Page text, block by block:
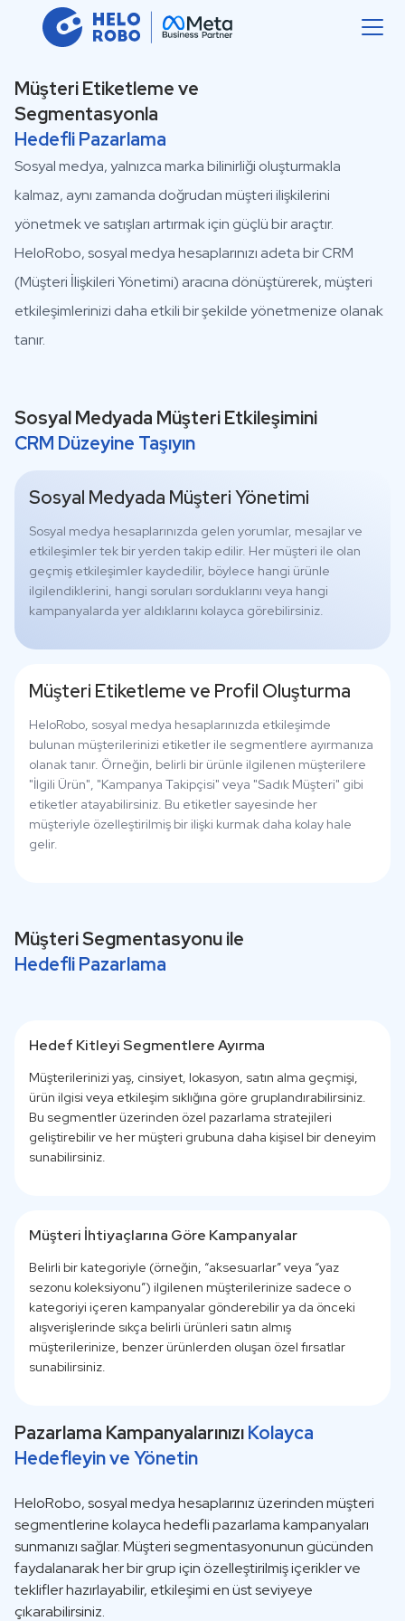
Müşteri Etiketleme ve
Segmentasyonla
Hedefli Pazarlama
Sosyal medya, yalnızca marka bilinirliği oluşturmakla
kalmaz, aynı zamanda doğrudan müşteri ilişkilerini
yönetmek ve satışları artırmak için güçlü bir araçtır.
HeloRobo, sosyal medya hesaplarınızı adeta bir CRM
(Müşteri İlişkileri Yönetimi) aracına dönüştürerek, müşteri
etkileşimlerinizi daha etkili bir şekilde yönetmenize olanak
tanır.
Sosyal Medyada Müşteri Etkileşimini
CRM Düzeyine Taşıyın
Sosyal Medyada Müşteri Yönetimi
Sosyal medya hesaplarınızda gelen yorumlar, mesajlar ve
etkileşimler tek bir yerden takip edilir. Her müşteri ile olan
geçmiş etkileşimler kaydedilir, böylece hangi ürünle
ilgilendiklerini, hangi soruları sorduklarını veya hangi
kampanyalarda yer aldıklarını kolayca görebilirsiniz.
Müşteri Etiketleme ve Profil Oluşturma
HeloRobo, sosyal medya hesaplarınızda etkileşimde
bulunan müşterilerinizi etiketler ile segmentlere ayırmanıza
olanak tanır. Örneğin, belirli bir ürünle ilgilenen müşterilere
"İlgili Ürün", "Kampanya Takipçisi" veya "Sadık Müşteri" gibi
etiketler atayabilirsiniz. Bu etiketler sayesinde her
müşteriyle özelleştirilmiş bir ilişki kurmak daha kolay hale
gelir.
Müşteri Segmentasyonu ile
Hedefli Pazarlama
Hedef Kitleyi Segmentlere Ayırma
Müşterilerinizi yaş, cinsiyet, lokasyon, satın alma geçmişi,
ürün ilgisi veya etkileşim sıklığına göre gruplandırabilirsiniz.
Bu segmentler üzerinden özel pazarlama stratejileri
geliştirebilir ve her müşteri grubuna daha kişisel bir deneyim
sunabilirsiniz.
Müşteri İhtiyaçlarına Göre Kampanyalar
Belirli bir kategoriyle (örneğin, “aksesuarlar” veya “yaz
sezonu koleksiyonu”) ilgilenen müşterilerinize sadece o
kategoriyi içeren kampanyalar gönderebilir ya da önceki
alışverişlerinde sıkça belirli ürünleri satın almış
müşterilerinize, benzer ürünlerden oluşan özel fırsatlar
sunabilirsiniz.
Pazarlama KampanyalarınızıKolayca
Hedefleyin ve Yönetin
HeloRobo, sosyal medya hesaplarınız üzerinden müşteri
segmentlerine kolayca hedefli pazarlama kampanyaları
sunmanızı sağlar. Müşteri segmentasyonunun gücünden
faydalanarak her bir grup için özelleştirilmiş içerikler ve
teklifler hazırlayabilir, etkileşimi en üst seviyeye
çıkarabilirsiniz.